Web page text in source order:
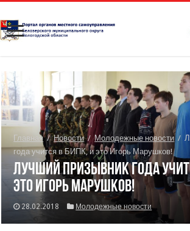
Главная / Новости / Молодежные новости /
года учится в БИПК, и это Игорь Марушков!
Лучший призывник года
это Игорь Марушков!
28.02.2018 Молодежные новости